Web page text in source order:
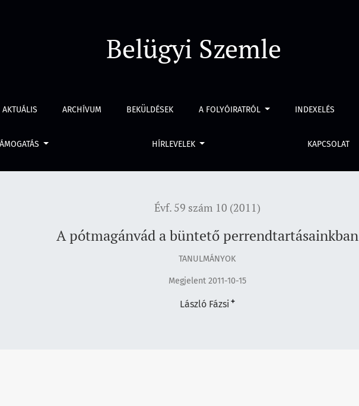
Belügyi Szemle
AKTUÁLIS ARCHÍVUM BEKÜLDÉSEK A FOLYÓIRATRÓL INDEXELÉS
HÍRLEVELEK KAPCSOLAT
is:
Évf. 59 szám 10 (2011)
A pótmagánvád a büntető perrendtartásainkban
TANULMÁNYOK
Megjelent 2011-10-15
László Fázsi +